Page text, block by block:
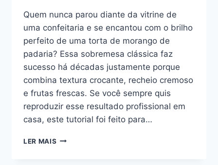
Quem nunca parou diante da vitrine de
uma confeitaria e se encantou com o brilho
perfeito de uma torta de morango de
padaria? Essa sobremesa clássica faz
sucesso há décadas justamente porque
combina textura crocante, recheio cremoso
e frutas frescas. Se você sempre quis
reproduzir esse resultado profissional em
casa, este tutorial foi feito para…
LER MAIS TORTA